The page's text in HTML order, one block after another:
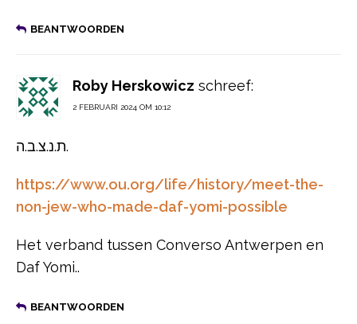
BEANTWOORDEN
Roby Herskowicz schreef:
2 FEBRUARI 2024 OM 10:12
ת.נ.צ.ב.ה.
https://www.ou.org/life/history/meet-the-
non-jew-who-made-daf-yomi-possible
Het verband tussen Converso Antwerpen en
Daf Yomi..
BEANTWOORDEN